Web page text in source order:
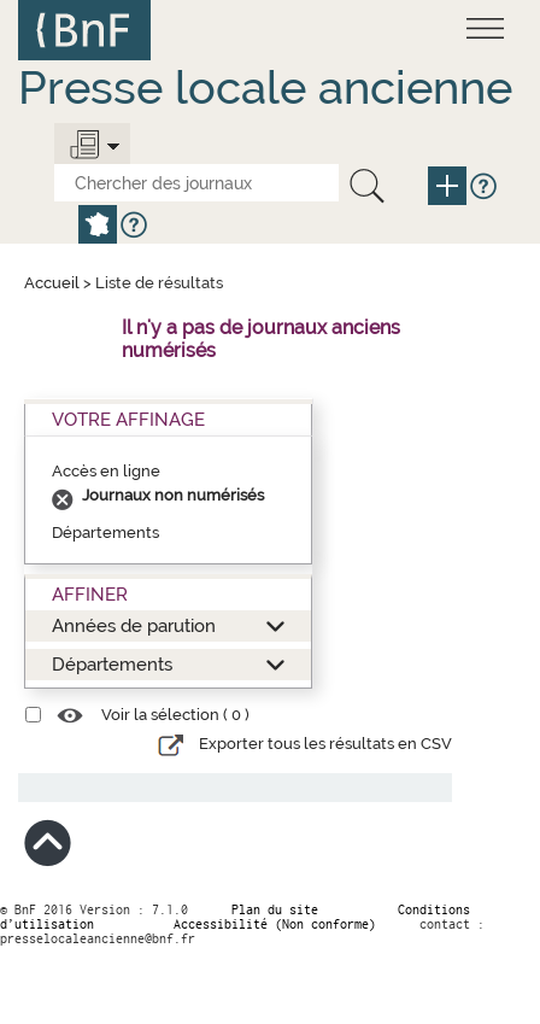
contenu
principal
Presse locale ancienne
Accueil > Liste de résultats
Il n'y a pas de journaux anciens
numérisés
VOTRE AFFINAGE
Accès en ligne
Journaux non numérisés
Départements
AFFINER
Années de parution
Départements
Voir la sélection ( 0 )
Exporter tous les résultats en CSV
© BnF 2016 Version : 7.1.0 Plan du site
Conditions
d’utilisation
Accessibilité (Non conforme)
contact :
presselocaleancienne@bnf.fr
Panneau de gestion des cookies